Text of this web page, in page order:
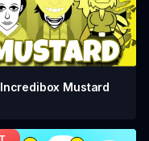
Incredibox Mustard